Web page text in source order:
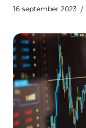
16 september 2023